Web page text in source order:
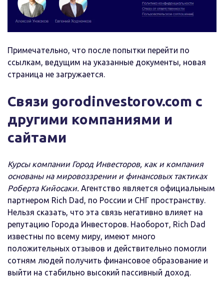
Примечательно, что после попытки перейти по
ссылкам, ведущим на указанные документы, новая
страница не загружается.
Связи gorodinvestorov.com с
другими компаниями и
сайтами
Курсы компании Город Инвесторов, как и компания
основаны на мировоззрении и финансовых тактиках
Роберта Кийосаки. Агентство является официальным
партнером Rich Dad, по России и СНГ пространству.
Нельзя сказать, что эта связь негативно влияет на
репутацию Города Инвесторов. Наоборот, Rich Dad
известны по всему миру, имеют много
положительных отзывов и действительно помогли
сотням людей получить финансовое образование и
выйти на стабильно высокий пассивный доход.